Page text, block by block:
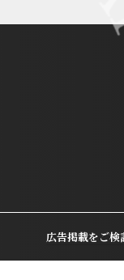
広告掲載をご検